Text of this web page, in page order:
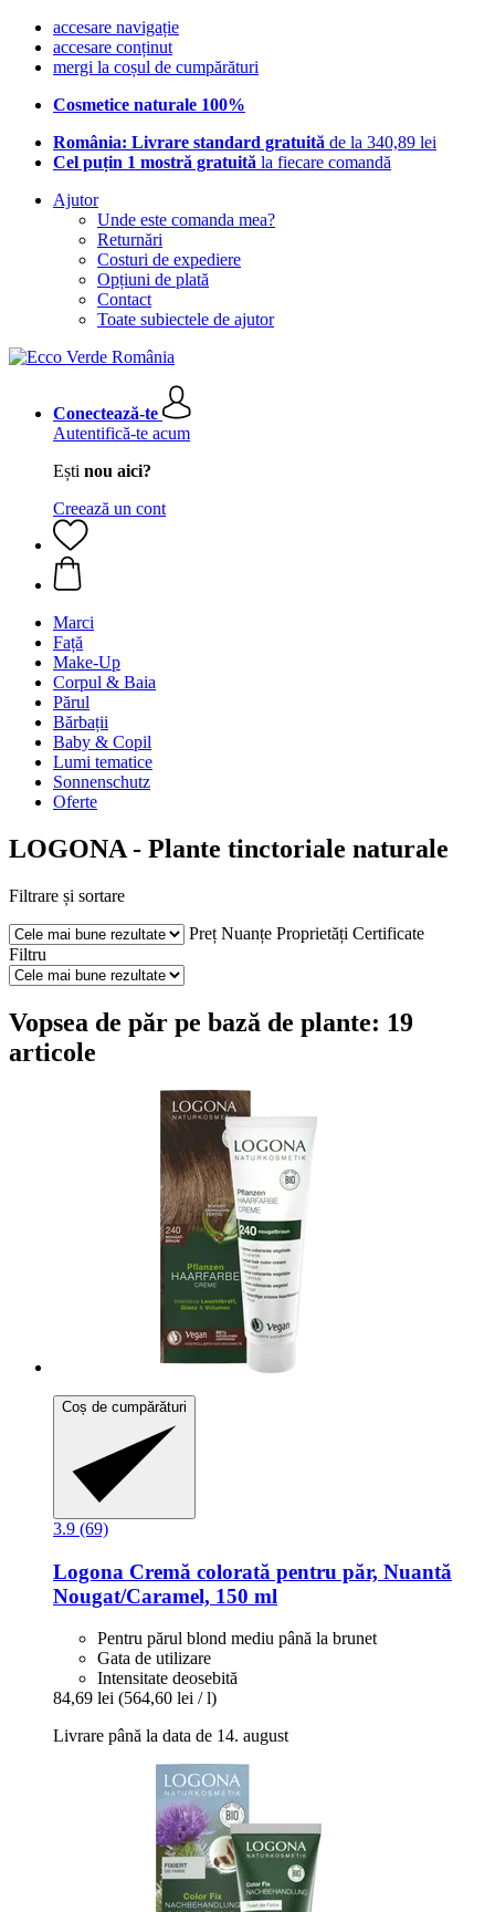
accesare navigație
accesare conținut
mergi la coșul de cumpărături
Cosmetice naturale 100%
România: Livrare standard gratuită de la 340,89 lei
Cel puțin 1 mostră gratuită la fiecare comandă
Ajutor
Unde este comanda mea?
Returnări
Costuri de expediere
Opțiuni de plată
Contact
Toate subiectele de ajutor
Conectează-te
Autentifică-te acum
Ești nou aici?
Creează un cont
Marci
Față
Make-Up
Corpul & Baia
Părul
Bărbații
Baby & Copil
Lumi tematice
Sonnenschutz
Oferte
LOGONA - Plante tinctoriale naturale
Filtrare și sortare
Preț Nuanțe Proprietăți Certificate
Filtru
Vopsea de păr pe bază de plante: 19
articole
Coș de cumpărături
3.9 (69)
Logona Cremă colorată pentru păr, Nuantă
Nougat/Caramel, 150 ml
Pentru părul blond mediu până la brunet
Gata de utilizare
Intensitate deosebită
84,69 lei (564,60 lei / l)
Livrare până la data de 14. august